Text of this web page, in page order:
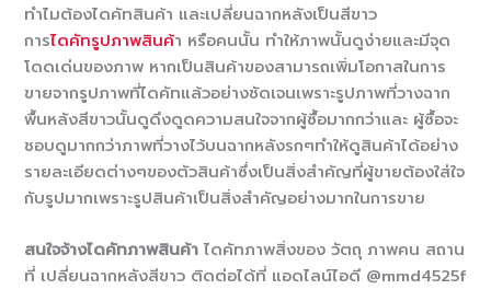
ทำไมต้องไดคัทสินค้า และเปลี่ยนฉากหลังเป็นสีขาว
การไดคัทรูปภาพสินค้า หรือคนนั้น ทำให้ภาพนั้นดูง่ายและมีจุด
โดดเด่นของภาพ หากเป็นสินค้าของสามารถเพิ่มโอกาสในการ
ขายจากรูปภาพที่ไดคัทแล้วอย่างชัดเจนเพราะรูปภาพที่วางฉาก
พื้นหลังสีขาวนั้นดูดึงดูดความสนใจจากผู้ซื้อมากกว่าและ ผู้ซื้อจะ
ชอบดูมากกว่าภาพที่วางไว้บนฉากหลังรกๆทำให้ดูสินค้าได้อย่าง
รายละเอียดต่างๆของตัวสินค้าซึ่งเป็นสิ่งสำคัญที่ผู้ขายต้องใส่ใจ
กับรูปมากเพราะรูปสินค้าเป็นสิ่งสำคัญอย่างมากในการขาย
สนใจจ้างไดคัทภาพสินค้า ไดคัทภาพสิ่งของ วัตถุ ภาพคน สถาน
ที่ เปลี่ยนฉากหลังสีขาว ติดต่อได้ที่ แอดไลน์ไอดี @mmd4525f